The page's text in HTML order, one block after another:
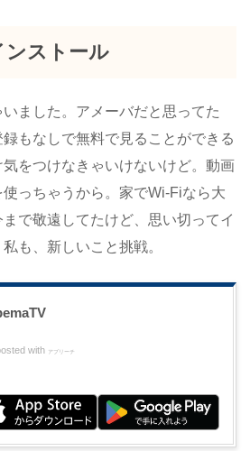
ンストール
ました。アメーバだと思ってた
もなしで無料で見ることができる
をつけなきゃいけないけど。動画
っちゃうから。家でWi-Fiなら大
で敬遠してたけど、思い切ってイ
も、新しいこと挑戦。
with アプリーチ